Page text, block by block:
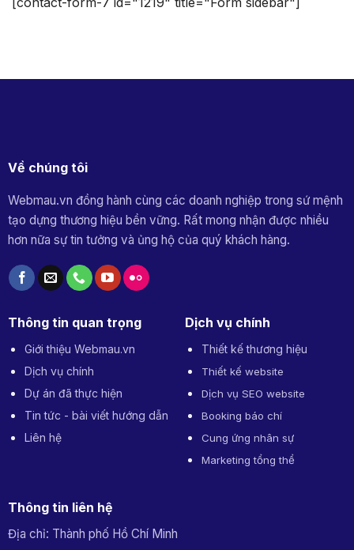
Về chúng tôi
Webmau.vn đồng hành cùng các doanh nghiệp trong sứ mệnh
tạo dựng thương hiệu bền vững. Rất mong nhận được nhiều
hơn nữa sự tin tưởng và ủng hộ của quý khách hàng.
Thông tin quan trọng
Giới thiệu Webmau.vn
Dịch vụ chính
Dự án đã thực hiện
Tin tức - bài viết hướng dẫn
Liên hệ
Dịch vụ chính
Thiết kế thương hiệu
Thiết kế website
Dịch vụ SEO website
Booking báo chí
Cung ứng nhân sự
Marketing tổng thể
Thông tin liên hệ
Địa chỉ: Thành phố Hồ Chí Minh